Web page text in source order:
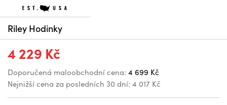
Riley Hodinky
4 229 Kč
Doporučená maloobchodní cena: 4 699 Kč
Nejnižší cena za posledních 30 dní: 4 017 Kč